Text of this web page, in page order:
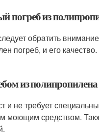
погреб из
обратить
погреб, и его
из полипропилена
не требует
моющим средством.